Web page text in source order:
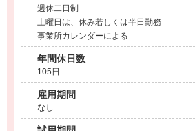
週休二日制
土曜日は、休み若しくは半日勤務
事業所カレンダーによる
年間休日数
105日
雇用期間
なし